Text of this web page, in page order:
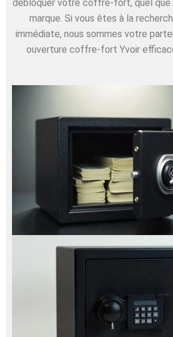
débloquer votre coffre-fort, quel que
marque. Si vous êtes à la
immédiate, nous sommes votre
ouverture coffre-fort Yvoir